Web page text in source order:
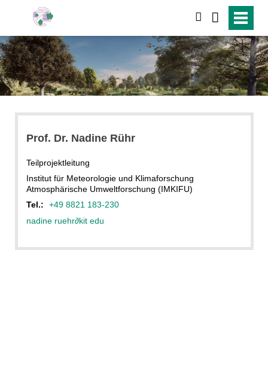
Prof. Dr. Nadine Rühr
Teilprojektleitung
Institut für Meteorologie und Klimaforschung
Atmosphärische Umweltforschung (IMKIFU)
Tel.:
+49 8821 183-230
nadine ruehr∂kit edu